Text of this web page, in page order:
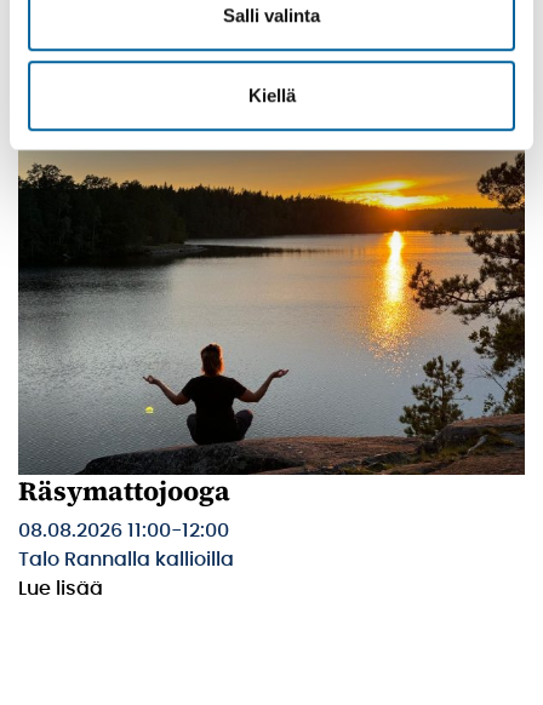
Salli valinta
Kiellä
Palinperäntie 1312
Räsymattojooga
08.08.2026 11:00-12:00
Talo Rannalla kallioilla
Lue lisää